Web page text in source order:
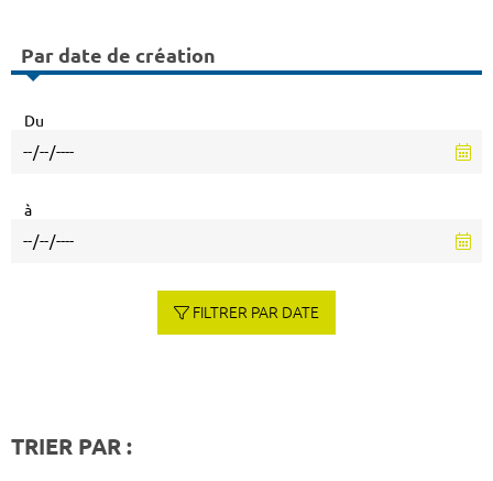
Par date de création
Du
à
FILTRER PAR DATE
TRIER PAR :